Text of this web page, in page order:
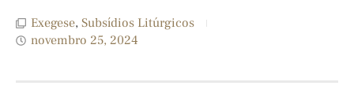
Exegese, Subsídios Litúrgicos
novembro 25, 2024